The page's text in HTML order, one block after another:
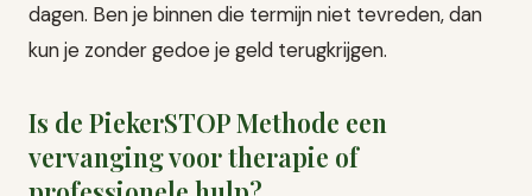
dagen. Ben je binnen die termijn niet tevreden, dan
kun je zonder gedoe je geld terugkrijgen.
Is de PiekerSTOP Methode een
vervanging voor therapie of